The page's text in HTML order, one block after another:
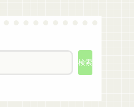
検索